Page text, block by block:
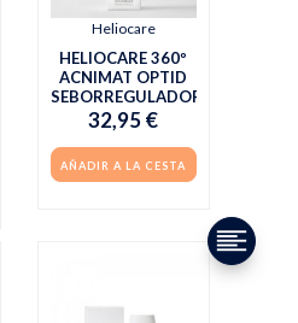
Heliocare
HELIOCARE 360º
ACNIMAT OPTID
SEBORREGULADOR
32,95 €
AÑADIR A LA CESTA